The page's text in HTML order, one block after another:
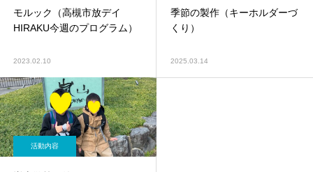
モルック（高槻市放デイ
HIRAKU今週のプログラム）
2023.02.10
季節の製作（キーホルダーづ
くり）
2025.03.14
活動内容